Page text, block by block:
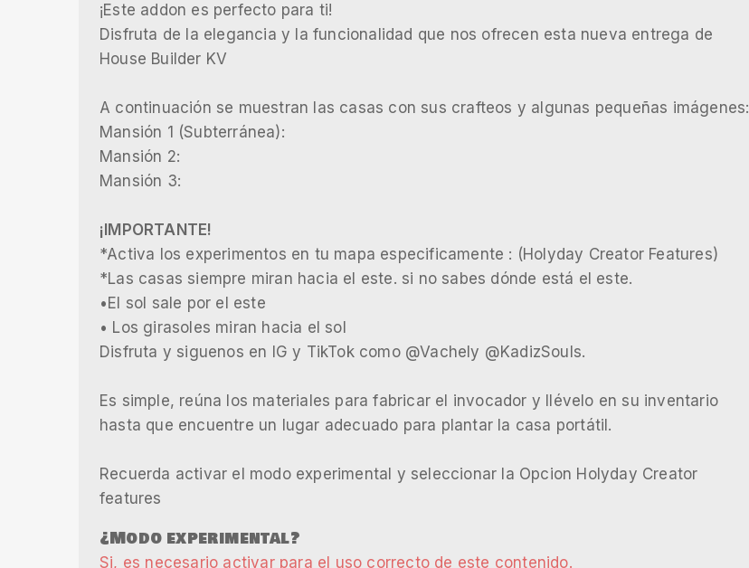
¡Este addon es perfecto para ti!
Disfruta de la elegancia y la funcionalidad que nos ofrecen esta nueva entrega de
House Builder KV
A continuación se muestran las casas con sus crafteos y algunas pequeñas imágenes:
Mansión 1 (Subterránea):
Mansión 2:
Mansión 3:
¡IMPORTANTE!
*Activa los experimentos en tu mapa especificamente : (Holyday Creator Features)
*Las casas siempre miran hacia el este. si no sabes dónde está el este.
•El sol sale por el este
• Los girasoles miran hacia el sol
Disfruta y siguenos en IG y TikTok como @Vachely @KadizSouls.
Es simple, reúna los materiales para fabricar el invocador y llévelo en su inventario
hasta que encuentre un lugar adecuado para plantar la casa portátil.
Recuerda activar el modo experimental y seleccionar la Opcion Holyday Creator
features
¿Modo experimental?
Si, es necesario activar para el uso correcto de este contenido.